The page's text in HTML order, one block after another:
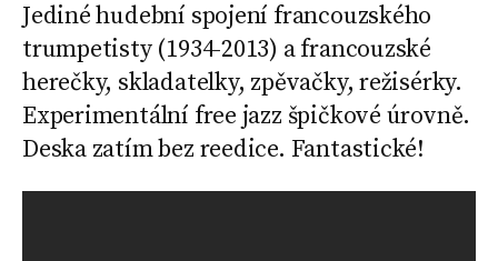
Jediné hudební spojení francouzského
trumpetisty (1934-2013) a francouzské
herečky, skladatelky, zpěvačky, režisérky.
Experimentální free jazz špičkové úrovně.
Deska zatím bez reedice. Fantastické!